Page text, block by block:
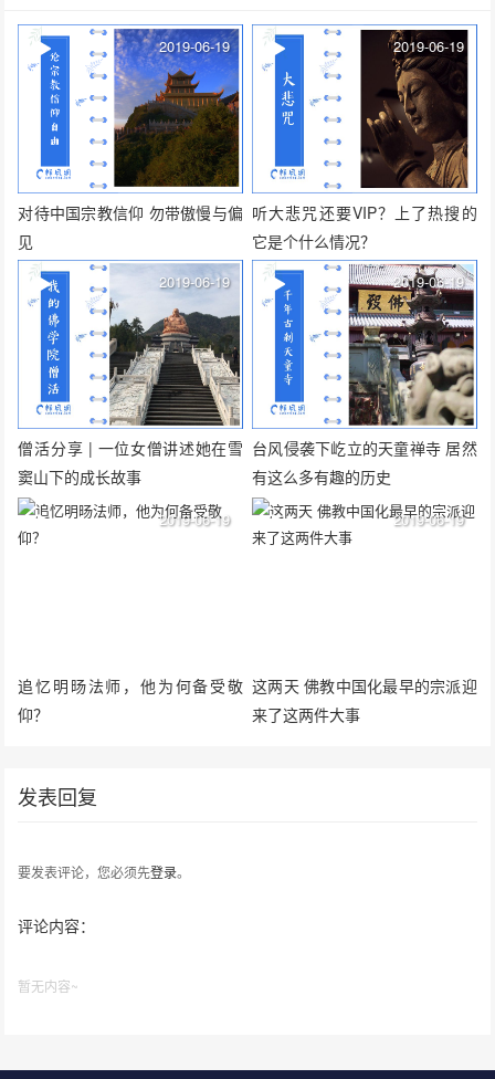
对待中国宗教信仰 勿带傲慢与偏
见
2019-06-19
听大悲咒还要VIP？上了热搜的
它是个什么情况？
2019-06-19
僧活分享 | 一位女僧讲述她在雪
窦山下的成长故事
2019-06-19
台风侵袭下屹立的天童禅寺 居然
有这么多有趣的历史
2019-06-19
追忆明旸法师，他为何备受敬
仰？
2019-06-19
这两天 佛教中国化最早的宗派迎
来了这两件大事
2019-06-19
发表回复
要发表评论，您必须先登录。
评论内容：
暂无内容~